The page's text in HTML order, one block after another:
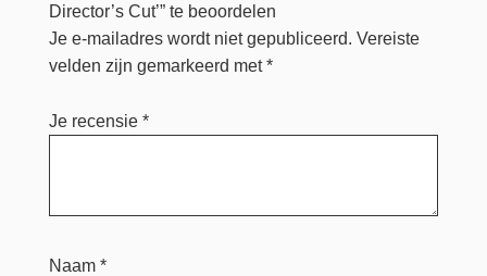
Director’s Cut’” te beoordelen
Je e-mailadres wordt niet gepubliceerd. Vereiste
velden zijn gemarkeerd met*
Je recensie *
Naam *